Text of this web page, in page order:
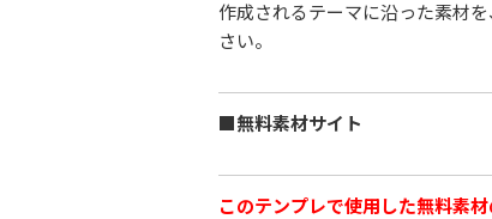
作成されるテーマに沿った素材
さい。
■無料素材サイト
このテンプレで使用した無料素